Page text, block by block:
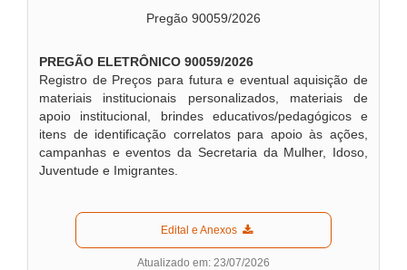
Pregão 90059/2026
PREGÃO ELETRÔNICO 90059/2026
Registro de Preços para futura e eventual aquisição de
materiais institucionais personalizados, materiais de
apoio institucional, brindes educativos/pedagógicos e
itens de identificação correlatos para apoio às ações,
campanhas e eventos da Secretaria da Mulher, Idoso,
Juventude e Imigrantes.
  Edital e Anexos
Atualizado em: 23/07/2026